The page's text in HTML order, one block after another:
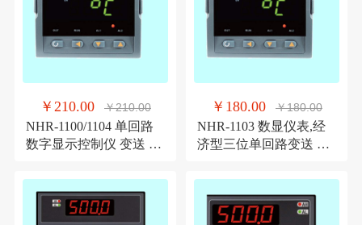
￥210.00 ￥210.00
NHR-1100/1104 单回路
数字显示控制仪 变送 通
￥180.00 ￥180.00
NHR-1103 数显仪表,经
济型三位单回路变送 报